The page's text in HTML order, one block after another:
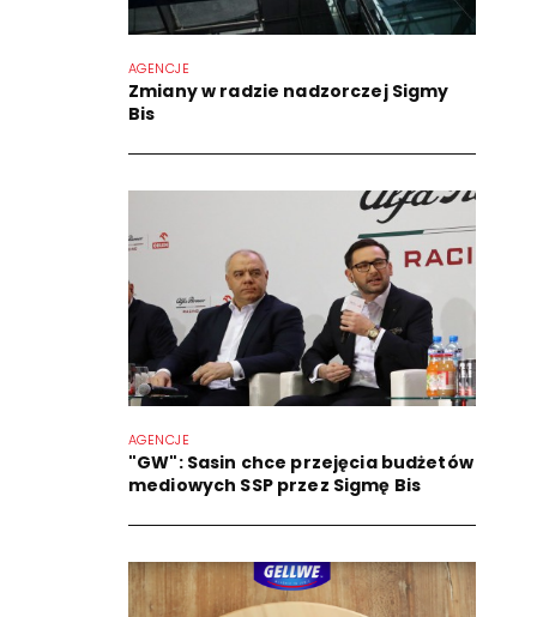
AGENCJE
Zmiany w radzie nadzorczej Sigmy
Bis
AGENCJE
"GW": Sasin chce przejęcia budżetów
mediowych SSP przez Sigmę Bis